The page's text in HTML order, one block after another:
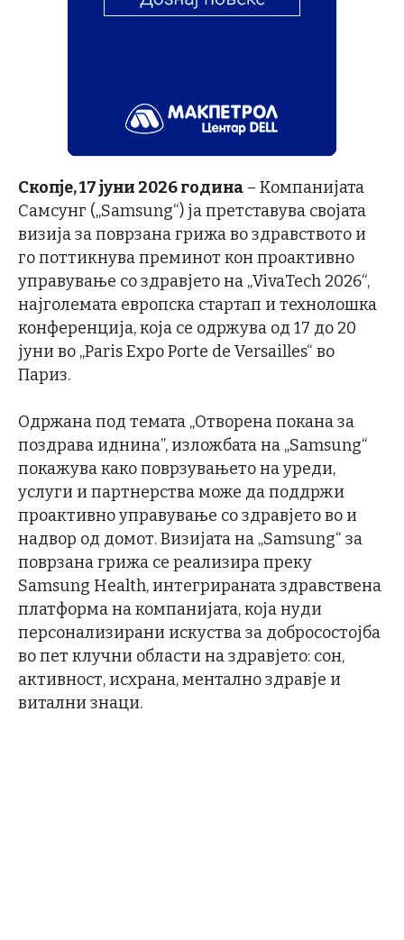
Скопје, 17 јуни 2026 година – Компанијата
Самсунг („Samsung“) ја претставува својата
визија за поврзана грижа во здравството и
го поттикнува преминот кон проактивно
управување со здравјето на „VivaTech 2026“,
најголемата европска стартап и технолошка
конференција, која се одржува од 17 до 20
јуни во „Paris Expo Porte de Versailles“ во
Париз.
Одржана под темата „Отворена покана за
поздрава иднина”, изложбата на „Samsung“
покажува како поврзувањето на уреди,
услуги и партнерства може да поддржи
проактивно управување со здравјето во и
надвор од домот. Визијата на „Samsung“ за
поврзана грижа се реализира преку
Samsung Health, интегрираната здравствена
платформа на компанијата, која нуди
персонализирани искуства за добросостојба
во пет клучни области на здравјето: сон,
активност, исхрана, ментално здравје и
витални знаци.